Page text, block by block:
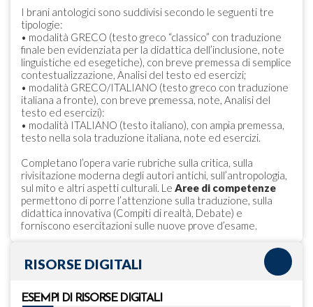
I brani antologici sono suddivisi secondo le seguenti tre
tipologie:
• modalità GRECO (testo greco “classico” con traduzione
finale ben evidenziata per la didattica dell’inclusione, note
linguistiche ed esegetiche), con breve premessa di semplice
contestualizzazione, Analisi del testo ed esercizi;
• modalità GRECO/ITALIANO (testo greco con traduzione
italiana a fronte), con breve premessa, note, Analisi del
testo ed esercizi):
• modalità ITALIANO (testo italiano), con ampia premessa,
testo nella sola traduzione italiana, note ed esercizi.
Completano l’opera varie rubriche sulla critica, sulla
rivisitazione moderna degli autori antichi, sull’antropologia,
sul mito e altri aspetti culturali. Le Aree di competenze
permettono di porre l’attenzione sulla traduzione, sulla
didattica innovativa (Compiti di realtà, Debate) e
forniscono esercitazioni sulle nuove prove d’esame.
RISORSE DIGITALI
ESEMPI DI RISORSE DIGITALI